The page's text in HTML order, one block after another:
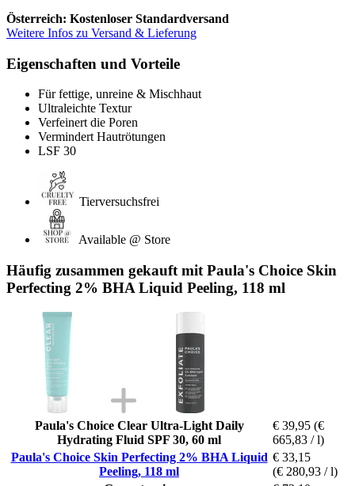
Österreich: Kostenloser Standardversand
Weitere Infos zu Versand & Lieferung
Eigenschaften und Vorteile
Für fettige, unreine & Mischhaut
Ultraleichte Textur
Verfeinert die Poren
Vermindert Hautrötungen
LSF 30
Tierversuchsfrei
Available @ Store
Häufig zusammen gekauft mit Paula's Choice Skin
Perfecting 2% BHA Liquid Peeling, 118 ml
Paula's Choice Clear Ultra-Light Daily
Hydrating Fluid SPF 30, 60 ml
€ 39,95 (€
665,83 / l)
Paula's Choice Skin Perfecting 2% BHA Liquid
Peeling, 118 ml
€ 33,15
(€ 280,93 / l)